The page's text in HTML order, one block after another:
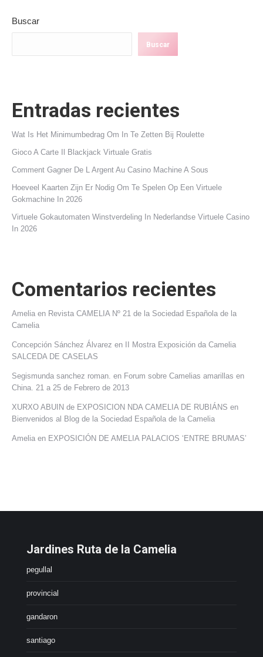
Buscar
Buscar
Entradas recientes
Wat Is Het Minimumbedrag Om In Te Zetten Bij Roulette
Gioco A Carte Il Blackjack Virtuale Gratis
Comment Gagner De L Argent Au Casino Machine A Sous
Hoeveel Kaarten Zijn Er Nodig Om Te Spelen Op Een Virtuele
Gokmachine In 2026
Virtuele Gokautomaten Winstverdeling In Nederlandse Virtuele Casino
In 2026
Comentarios recientes
Amelia en Revista CAMELIA Nº 21 de la Sociedad Española de la
Camelia
Concepción Sánchez Álvarez en
II Mostra Exposición da Camelia
SALCEDA DE CASELAS
Segismunda sanchez roman. en Forum sobre Camelias amarillas en
China. 21 a 25 de Febrero de 2013
XURXO ABUIN de EXPOSICION NDA CAMELIA DE RUBIÁNS en
Bienvenidos al Blog de la Sociedad Española de la Camelia
Amelia en EXPOSICIÓN DE AMELIA PALACIOS ‘ENTRE BRUMAS’
Jardines Ruta de la Camelia
pegullal
provincial
gandaron
santiago